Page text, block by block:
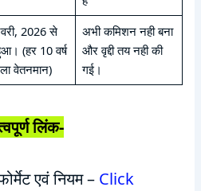
2026 से
(हर 10 वर्ष
वेतनमान)
अभी कमिशन नही बना
और वृद्दी तय नही की
गई।
लिंक-
एवं नियम – Click